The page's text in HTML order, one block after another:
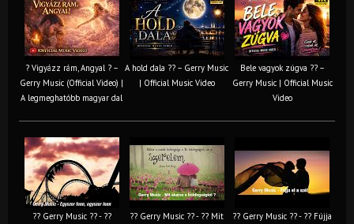
? Vigyázz rám, Angyal ? –
Gerry Music (Official Video) |
A legmeghatóbb magyar dal
A hold dala ?? – Gerry Music
| Official Music Video
Bele vagyok zúgva ?? –
Gerry Music | Official Music
Video
?? Gerry Music ?? - ??
?? Gerry Music ?? - ?? Mit
?? Gerry Music ?? - ?? Fújja